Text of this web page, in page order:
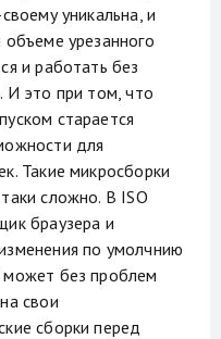
уникальна, и
урезанного
и работать без
И это при том, что
старается
для
Такие микросборки
сложно. В ISO
браузера и
по умолчнию
может без проблем
свои
сборки перед